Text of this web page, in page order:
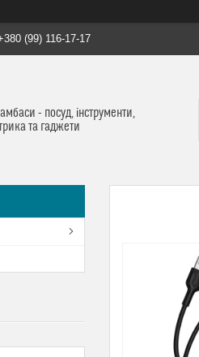
(99) 116-17-17
- посуд, інструменти,
та гаджети